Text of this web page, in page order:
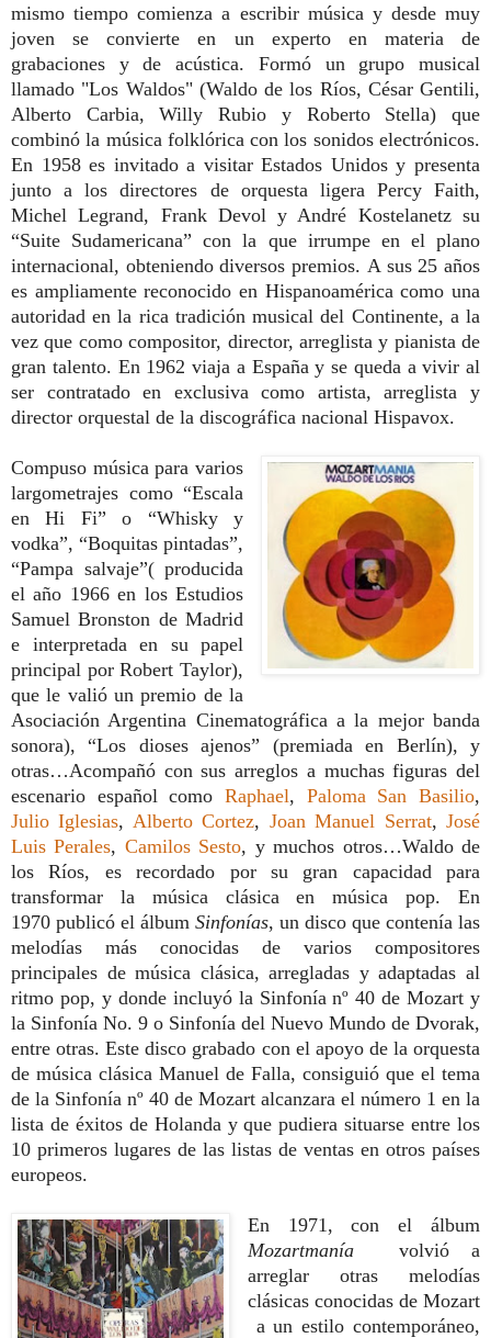
mismo tiempo comienza a escribir música y desde muy
joven se convierte en un experto en materia de
grabaciones y de acústica. Formó un grupo musical
llamado "Los Waldos" (Waldo de los Ríos, César Gentili,
Alberto Carbia, Willy Rubio y Roberto Stella) que
combinó la música folklórica con los sonidos electrónicos.
En 1958 es invitado a visitar Estados Unidos y presenta
junto a los directores de orquesta ligera Percy Faith,
Michel Legrand, Frank Devol y André Kostelanetz su
“Suite Sudamericana” con la que irrumpe en el plano
internacional, obteniendo diversos premios. A sus 25 años
es ampliamente reconocido en Hispanoamérica como una
autoridad en la rica tradición musical del Continente, a la
vez que como compositor, director, arreglista y pianista de
gran talento. En 1962 viaja a España y se queda a vivir al
ser contratado en exclusiva como artista, arreglista y
director orquestal de la discográfica nacional Hispavox.
Compuso música para varios
largometrajes como “Escala
en Hi Fi” o “Whisky y
vodka”, “Boquitas pintadas”,
“Pampa salvaje”( producida
el año 1966 en los Estudios
Samuel Bronston de Madrid
e interpretada en su papel
principal por Robert Taylor),
que le valió un premio de la
Asociación Argentina Cinematográfica a la mejor banda
sonora), “Los dioses ajenos” (premiada en Berlín), y
otras…Acompañó con sus arreglos a muchas figuras del
escenario español como Raphael, Paloma San Basilio,
Julio Iglesias, Alberto Cortez, Joan Manuel Serrat,José
Luis Perales, Camilos Sesto, y muchos otros…Waldo de
los Ríos, es recordado por su gran capacidad para
transformar la música clásica en música pop. En
1970 publicó el álbum Sinfonías, un disco que contenía las
melodías más conocidas de varios compositores
principales de música clásica, arregladas y adaptadas al
ritmo pop, y donde incluyó la Sinfonía nº 40 de Mozart y
la Sinfonía No. 9 o Sinfonía del Nuevo Mundo de Dvorak,
entre otras. Este disco grabado con el apoyo de la orquesta
de música clásica Manuel de Falla, consiguió que el tema
de la Sinfonía nº 40 de Mozart alcanzara el número 1 en la
lista de éxitos de Holanda y que pudiera situarse entre los
10 primeros lugares de las listas de ventas en otros países
europeos.
En 1971, con el álbum
Mozartmanía
volvió a
arreglar otras melodías
clásicas conocidas de Mozart
a un estilo contemporáneo,